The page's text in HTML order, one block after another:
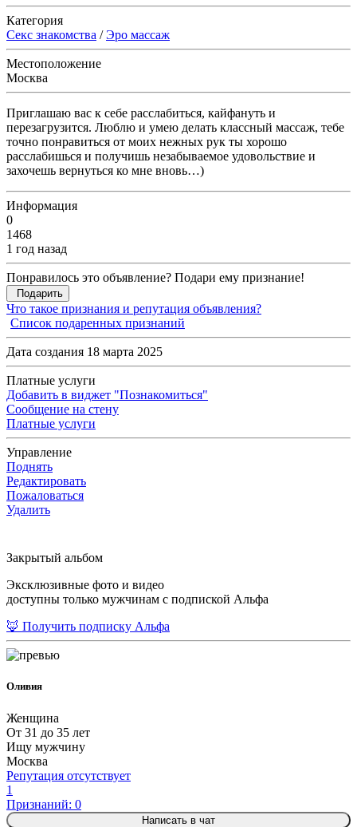
Категория
Секс знакомства /Эро массаж
Местоположение
Москва
Приглашаю вас к себе расслабиться, кайфануть и
перезагрузится. Люблю и умею делать классный массаж, тебе
точно понравиться от моих нежных рук ты хорошо
расслабишься и получишь незабываемое удовольствие и
захочешь вернуться ко мне вновь…)
Информация
0
1468
1 год назад
Понравилось это объявление? Подари ему признание!
Подарить
Что такое признания и репутация объявления?
Список подаренных признаний
Дата создания 18 марта 2025
Платные услуги
Добавить в виджет "Познакомиться"
Сообщение на стену
Платные услуги
Управление
Поднять
Редактировать
Пожаловаться
Удалить
Закрытый альбом
Эксклюзивные фото и видео
доступны только мужчинам с подпиской Альфа
🦊 Получить подписку Альфа
Оливия
Женщина
От 31 до 35 лет
Ищу мужчину
Москва
Репутация отсутствует
1
Признаний: 0
Написать в чат